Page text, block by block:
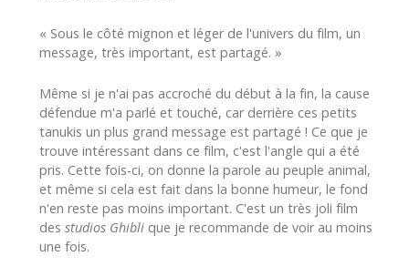
« Sous le côté mignon et léger de l'univers du film, un
message, très important, est partagé. »
Même si je n'ai pas accroché du début à la fin, la cause
défendue m'a parlé et touché, car derrière ces petits
tanukis un plus grand message est partagé ! Ce que je
trouve intéressant dans ce film, c'est l'angle qui a été
pris. Cette fois-ci, on donne la parole au peuple animal,
et même si cela est fait dans la bonne humeur, le fond
n'en reste pas moins important. C'est un très joli film
des studios Ghibli que je recommande de voir au moins
une fois.